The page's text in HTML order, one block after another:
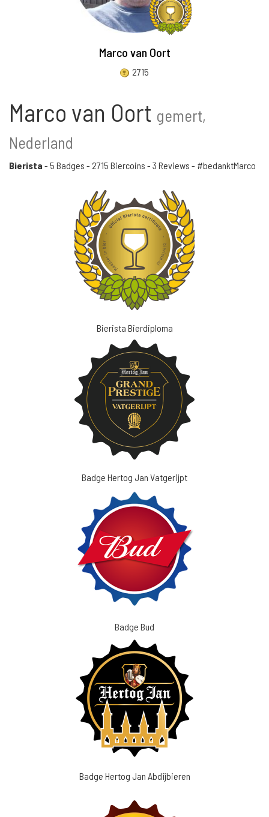
Marco van Oort
2715
Marco van Oort gemert,
Nederland
Bierista - 5 Badges - 2715 Biercoins - 3 Reviews - #bedanktMarco
Bierista Bierdiploma
Badge Hertog Jan Vatgerijpt
Badge Bud
Badge Hertog Jan Abdijbieren